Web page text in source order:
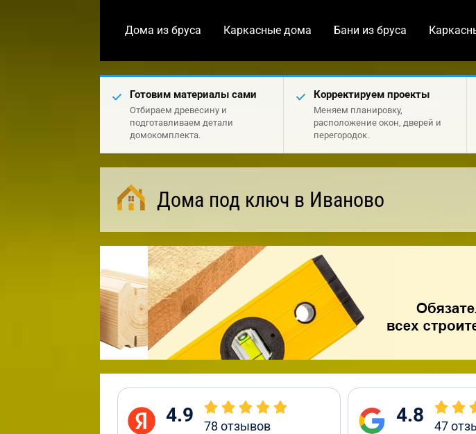
Дома из бруса Каркасные дома Бани из бруса
Готовим материалы сами
Отбираем древесину и
подготавливаем детали
домокомплекта.
Корректируем проекты
Меняем планировку,
расположение окон, дверей и
перегородок.
Дома под ключ в Иваново
4.9 78 отзывов 4.8 47